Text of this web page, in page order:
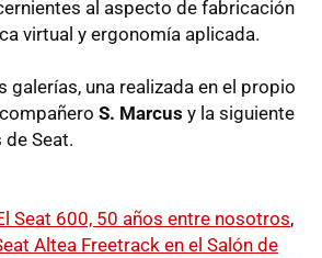
al aspecto de fabricación
virtual y ergonomía aplicada.
galerías, una realizada en el propio
S. Marcus y la siguiente
Seat.
Seat 600, 50 años entre nosotros,
Altea Freetrack en el Salón de